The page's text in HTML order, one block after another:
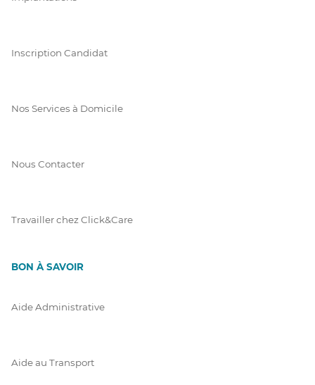
Inscription Candidat
Nos Services à Domicile
Nous Contacter
Travailler chez Click&Care
BON À SAVOIR
Aide Administrative
Aide au Transport